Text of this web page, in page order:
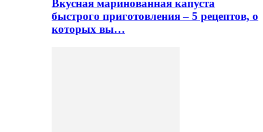
Вкусная маринованная капуста
быстрого приготовления – 5 рецептов, о
которых вы…